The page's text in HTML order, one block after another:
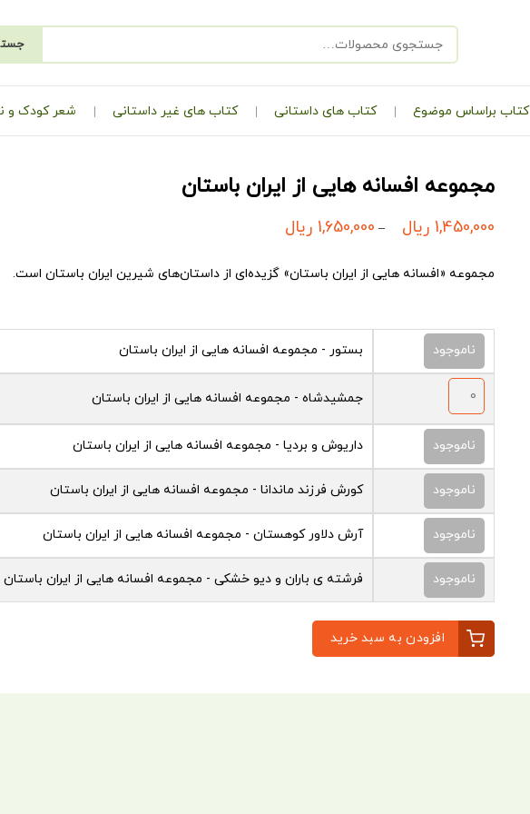
کتاب براساس موضوع کتاب های داستانی کتاب های غیر داستانی شعر کودک و
مجموعه افسانه هایی از ایران باستان
1,450,000 ریال –
1,650,000 ریال
مجموعه «افسانه هایی از ایران باستان» گزیده‌ای از داستان‌های شیرین ایران باستان است.
ناموجود بستور - مجموعه افسانه هایی از ایران باستان
جمشیدشاه - مجموعه افسانه هایی از ایران باستان
ناموجود داریوش و بردیا - مجموعه افسانه هایی از ایران باستان
ناموجود کورش فرزند ماندانا - مجموعه افسانه هایی از ایران باستان
ناموجود آرش دلاور کوهستان - مجموعه افسانه هایی از ایران باستان
ناموجود فرشته ی باران و دیو خشکی - مجموعه افسانه هایی از ایران باستان
افزودن به سبد خرید